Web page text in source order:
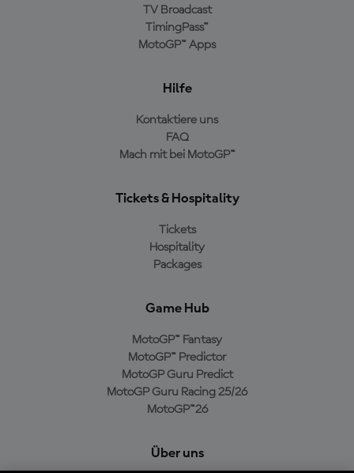
TV Broadcast
TimingPass™
MotoGP™ Apps
Hilfe
Kontaktiere uns
FAQ
Mach mit bei MotoGP™
Tickets & Hospitality
Tickets
Hospitality
Packages
Game Hub
MotoGP™ Fantasy
MotoGP™ Predictor
MotoGP Guru Predict
MotoGP Guru Racing 25/26
MotoGP™26
Über uns